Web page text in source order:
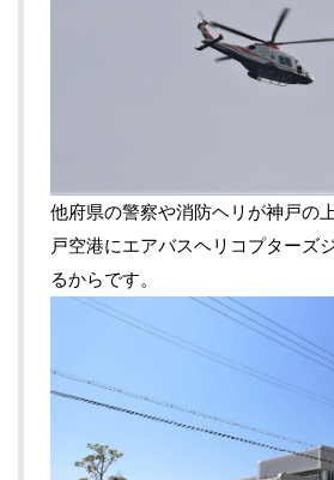
他府県の警察や消防ヘリが神戸の
戸空港にエアバスヘリコプターズ
るからです。